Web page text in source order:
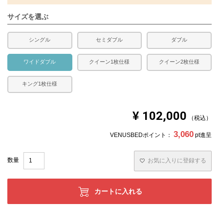
サイズを選ぶ
シングル セミダブル ダブル
ワイドダブル クイーン1枚仕様 クイーン2枚仕様
キング1枚仕様
¥ 102,000 税込
VENUSBEDポイント： 3,060 pt進呈
お気に入りに登録する
カートに入れる